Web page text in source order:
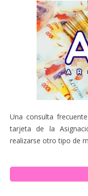
Una consulta
tarjeta de la
realizarse otro tipo de